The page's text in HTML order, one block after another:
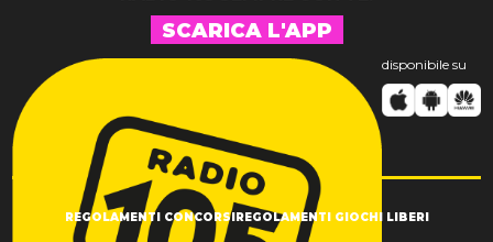
SCARICA L'APP
disponibile su
REGOLAMENTI CONCORSIREGOLAMENTI GIOCHI LIBERI